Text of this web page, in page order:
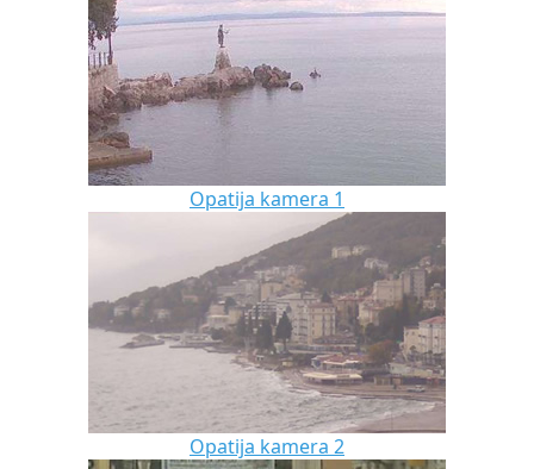
Opatija kamera 1
Opatija kamera 2